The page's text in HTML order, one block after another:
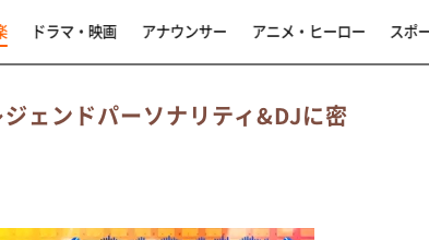
ドラマ・映画 アナウンサー アニメ・ヒーロー スポ
ェンドパーソナリティ&DJに密